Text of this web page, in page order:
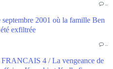
…
2001 où la famille Ben
exfiltrée
…
4 / La vengeance de